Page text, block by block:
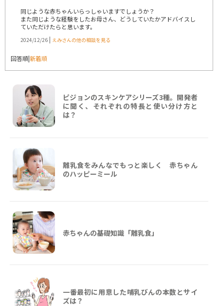
同じような赤ちゃんいらっしゃいますでしょうか？
また同じような経験をしたお母さん、どうしていたかアドバイスし
ていただけたらと思います。
2024/12/26 | えみさんの他の相談を見る
回答順|新着順
ピジョンのスキンケアシリーズ3種。開発者
に聞く、それぞれの特長と使い分け方と
は？
離乳食をみんなでもっと楽しく 赤ちゃん
のハッピーミール
赤ちゃんの基礎知識「離乳食」
一番最初に用意した哺乳びんの本数とサイ
ズは？